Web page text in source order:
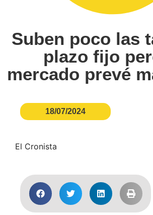
Suben poco las
plazo fijo
mercado prevé
18/07/2024
El Cronista